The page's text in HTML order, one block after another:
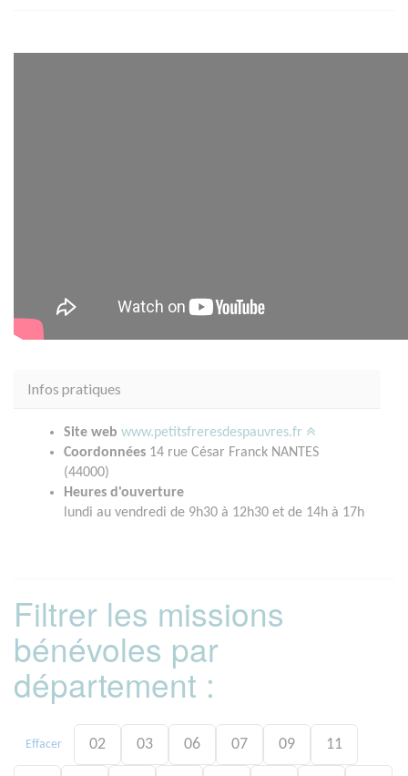
Infos pratiques
Site web www.petitsfreresdespauvres.fr
Coordonnées 14 rue César Franck NANTES
(44000)
Heures d'ouverture
lundi au vendredi de 9h30 à 12h30 et de 14h à 17h
Filtrer les missions
bénévoles par
département :
Effacer 02 03 06 07 09 11